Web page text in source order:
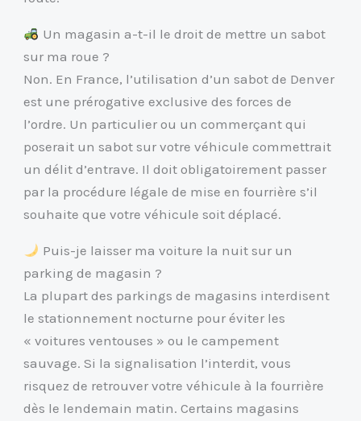
Un magasin a-t-il le droit de mettre un sabot
sur ma roue ?
Non. En France, l’utilisation d’un sabot de Denver
est une prérogative exclusive des forces de
l’ordre. Un particulier ou un commerçant qui
poserait un sabot sur votre véhicule commettrait
un délit d’entrave. Il doit obligatoirement passer
par la procédure légale de mise en fourrière s’il
souhaite que votre véhicule soit déplacé.
Puis-je laisser ma voiture la nuit sur un
parking de magasin ?
La plupart des parkings de magasins interdisent
le stationnement nocturne pour éviter les
« voitures ventouses » ou le campement
sauvage. Si la signalisation l’interdit, vous
risquez de retrouver votre véhicule à la fourrière
dès le lendemain matin. Certains magasins